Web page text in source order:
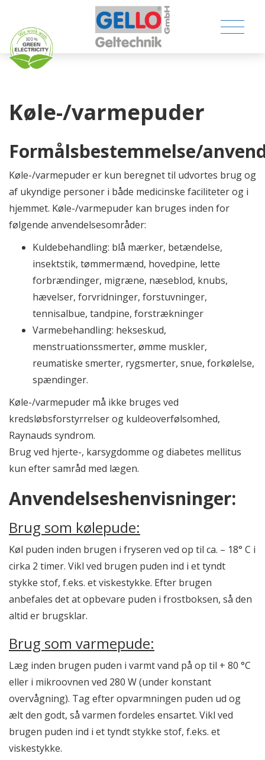
TECHNICAL PRODUCTS
COMPANY
CONTACT
Køle-/varmepuder
Formålsbestemmelse/
Køle-/varmepuder er kun beregnet til udvortes brug og
af ukyndige personer i både medicinske faciliteter og i
hjemmet. Køle-/varmepuder kan bruges inden for
følgende anvendelsesområder:
Kuldebehandling: blå mærker, betændelse,
insektstik, tømmermænd, hovedpine, lette
forbrændinger, migræne, næseblod, knubs,
hævelser, forvridninger, forstuvninger,
tennisalbue, tandpine, forstrækninger
Varmebehandling: hekseskud,
menstruationssmerter, ømme muskler,
reumatiske smerter, rygsmerter, snue, forkølelse,
spændinger.
Køle-/varmepuder må ikke bruges ved
kredsløbsforstyrrelser og kuldeoverfølsomhed,
Raynauds syndrom.
Brug ved hjerte-, karsygdomme og diabetes mellitus
kun efter samråd med lægen.
Anvendelseshenvisninger:
Brug som kølepude:
Køl puden inden brugen i fryseren ved op til ca. – 18° C i
cirka 2 timer. Vikl ved brugen puden ind i et tyndt
stykke stof, f.eks. et viskestykke. Efter brugen
anbefales det at opbevare puden i frostboksen, så den
altid er brugsklar.
Brug som varmepude:
Læg inden brugen puden i varmt vand på op til + 80 °C
eller i mikroovnen ved 280 W (under konstant
overvågning). Tag efter opvarmningen puden ud og
ælt den godt, så varmen fordeles ensartet. Vikl ved
brugen puden ind i et tyndt stykke stof, f.eks. et
viskestykke.